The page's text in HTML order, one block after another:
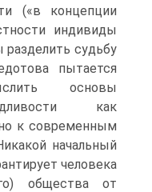
(«в концепции
индивиды
судьбу
пытается
основы
как
к современным
начальный
человека
общества от